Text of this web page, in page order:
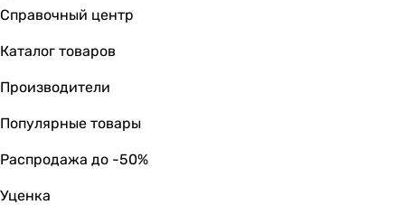
67 м²
34 м²
F7 (опция), G3
F7 (опция), G3
F7 (опция), G3
Справочный центр
Каталог товаров
Производители
Популярные товары
Распродажа до -50%
Уценка